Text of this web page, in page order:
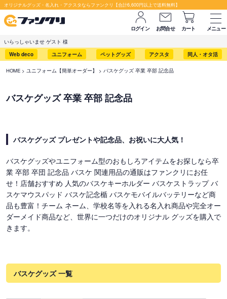
オリジナルグッズ・名入れ・アクスタならファンクリ【合計6,600円以上で送料無料】
ログイン お問合せ カート
メニュー
いらっしゃいませ ゲスト 様
Web deco
ユニフォーム ペットグッズ アクスタ 同人・オタ活
HOME ユニフォーム【簡単オーダー】 バスケグッズ 卒業 卒部 記念品
バスケグッズ 卒業 卒部 記念品
バスケグッズ プレゼントや記念品、お祝いに大人気！
バスケグッズやユニフォーム型のおもしろアイテムをお探しなら卒
業 卒部 卒団 記念品 バスケ 関連用品の通販はファンクリにお任
せ！店舗おすすめ 人気のバスケキーホルダー バスケストラップ バ
スケマウスパッド バスケ記念楯 バスケモバイルバッテリーなど商
品も豊富！チーム ネーム、学校名等を入れる名入れ商品や完全オー
ダーメイド商品など、世界に一つだけのオリジナル グッズを購入で
きます。
バスケグッズ 一覧